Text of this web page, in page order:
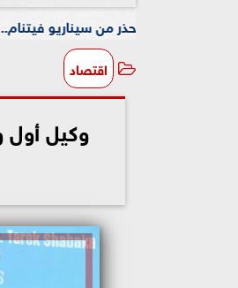
سيناريو فيتنام.. قواعد في لبنان
اقتصاد
وكيل أول